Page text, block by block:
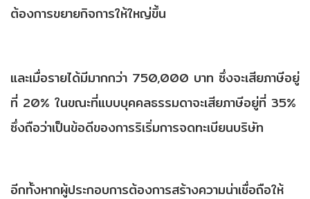
ต้องการขยายกิจการให้ใหญ่ขึ้น
และเมื่อรายได้มีมากกว่า 750,000 บาท ซึ่งจะเสียภาษีอยู่
ที่ 20% ในขณะที่แบบบุคคลธรรมดาจะเสียภาษีอยู่ที่ 35%
ซึ่งถือว่าเป็นข้อดีของการริเริ่มการจดทะเบียนบริษัท
อีกทั้งหากผู้ประกอบการต้องการสร้างความน่าเชื่อถือให้